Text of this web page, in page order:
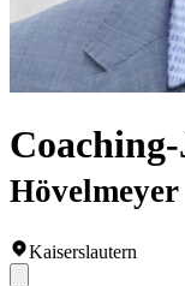
Hövelmeyer
Kaiserslautern